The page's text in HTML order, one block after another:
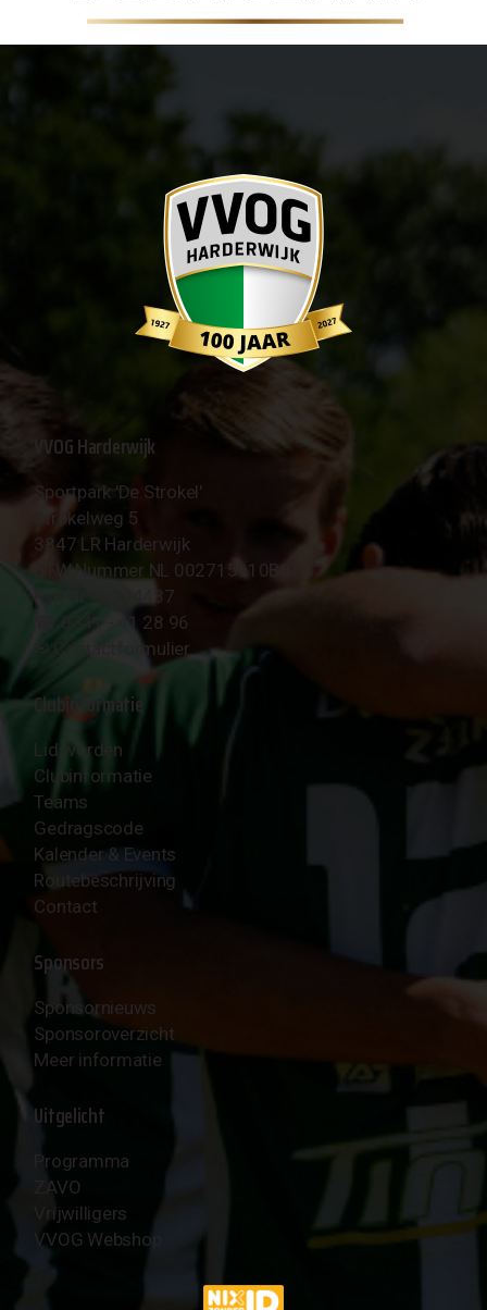
VVOG Harderwijk
Sportpark 'De Strokel'
Strokelweg 5
3847 LR Harderwijk
BTW Nummer NL 002715910B01
KvK Nr 40094437
☎︎ 0341 - 41 28 96
✉︎ Contactformulier
Clubinformatie
Lid worden
Clubinformatie
Teams
Gedragscode
Kalender & Events
Routebeschrijving
Contact
Sponsors
Sponsornieuws
Sponsoroverzicht
Meer informatie
Uitgelicht
Programma
ZAVO
Vrijwilligers
VVOG Webshop